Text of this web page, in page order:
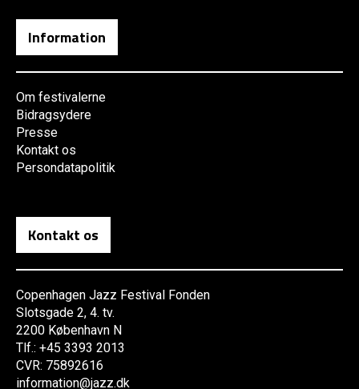
Information
Om festivalerne
Bidragsydere
Presse
Kontakt os
Persondatapolitik
Kontakt os
Copenhagen Jazz Festival Fonden
Slotsgade 2, 4. tv.
2200 København N
Tlf.: +45 3393 2013
CVR: 75892616
information@jazz.dk